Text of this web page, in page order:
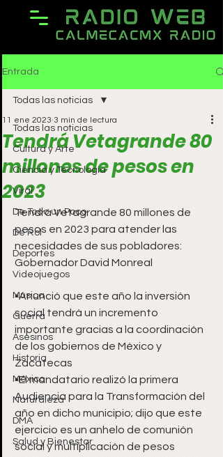
Entrada
Todas las noticias
Cultura y Arte
Ciencia y Tecnología
Viral
De Todo un Poco
De Rol
Deportes
Videojuegos
Música
Guerra
Asesinos
Historia
México
Naturaleza
DMA
Salud y Bienestar
Todas las noticias
Tendrá Vetagrande 80
millones de pesos en
2023
11 ene 2023 3 min de lectura
Tendrá Vetagrande 80 millones de
pesos en 2023 para atender las
necesidades de sus pobladores:
Gobernador David Monreal
▪️Anunció que este año la inversión
social tendrá un incremento
importante gracias a la coordinación
de los gobiernos de México y
Zacatecas
▪️El mandatario realizó la primera
Audiencia para la Transformación del
año en dicho municipio; dijo que este
ejercicio es un anhelo de comunión
social y multiplicación de pesos